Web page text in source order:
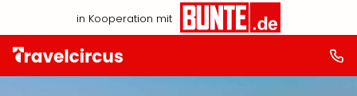
in Kooperation mit